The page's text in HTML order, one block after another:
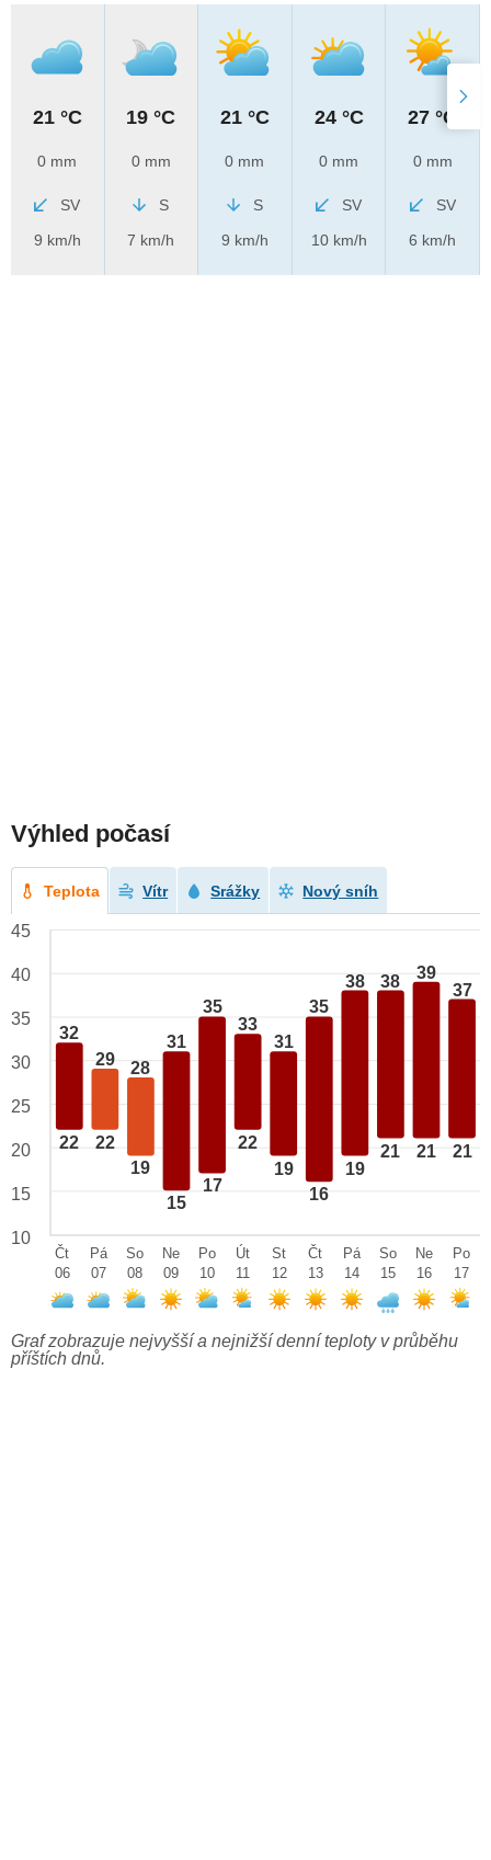
21 °C
0 mm
SV
9 km/h
19 °C
0 mm
S
7 km/h
21 °C
0 mm
S
9 km/h
24 °C
0 mm
SV
10 km/h
27 °C
0 mm
SV
6 km/h
Výhled počasí
Teplota Vítr Srážky Nový sníh
32
22
29
22
28
19
31
15
35
17
33
22
31
19
35
16
38
19
38
21
39
21
37
21
45
40
35
30
25
20
15
10
Čt
06
Pá
07
So
08
Ne
09
Po
10
Út
11
St
12
Čt
13
Pá
14
So
15
Ne
16
Po
17
Graf zobrazuje nejvyšší a nejnižší denní teploty v průběhu
příštích dnů.